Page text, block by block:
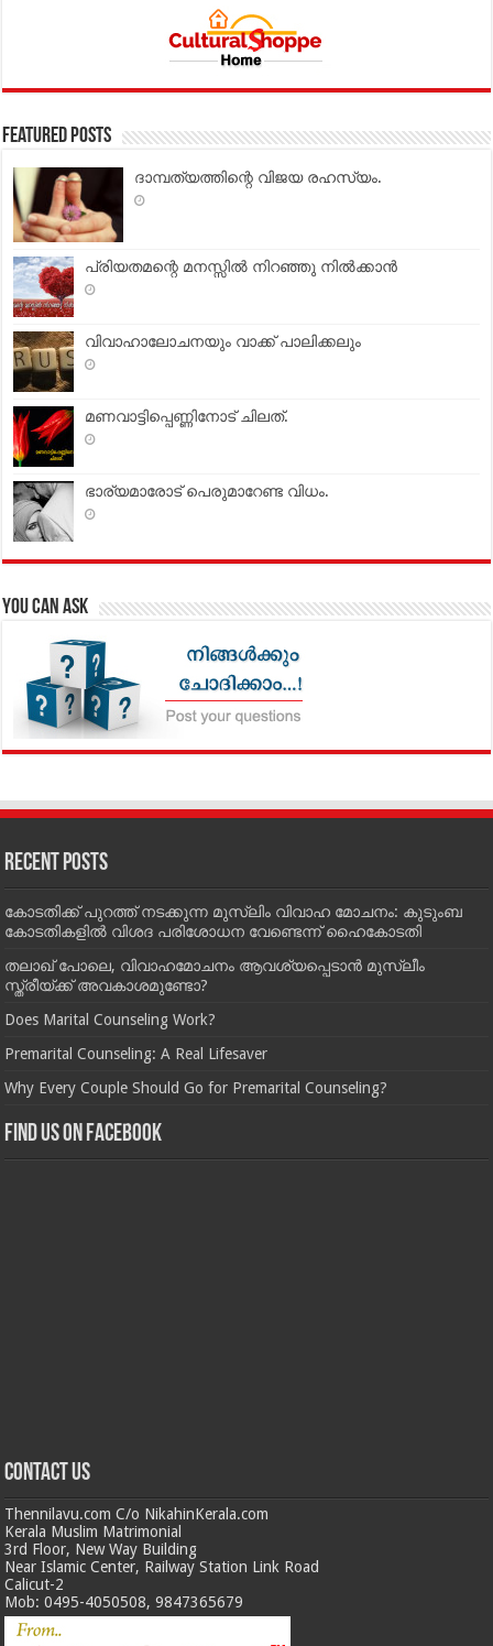
Featured Posts
ദാമ്പത്യത്തിന്റെ വിജയ രഹസ്യം.
പ്രിയതമന്റെ മനസ്സില്‍ നിറഞ്ഞു നില്‍ക്കാന്‍
വിവാഹാലോചനയും വാക്ക് പാലിക്കലും
മണവാട്ടിപ്പെണ്ണിനോട് ചിലത്.
ഭാര്യമാരോട് പെരുമാറേണ്ട വിധം.
You can Ask
Recent Posts
കോടതിക്ക് പുറത്ത് നടക്കുന്ന മുസ്‌ലിം വിവാഹ മോചനം: കുടുംബ
കോടതികളില്‍ വിശദ പരിശോധന വേണ്ടെന്ന് ഹൈകോടതി
തലാഖ് പോലെ, വിവാഹമോചനം ആവശ്യപ്പെടാൻ മുസ്ലീം
സ്ത്രീയ്ക്ക് അവകാശമുണ്ടോ?
Does Marital Counseling Work?
Premarital Counseling: A Real Lifesaver
Why Every Couple Should Go for Premarital Counseling?
Find us on Facebook
Contact us
Thennilavu.com C/o NikahinKerala.com
Kerala Muslim Matrimonial
3rd Floor, New Way Building
Near Islamic Center, Railway Station Link Road
Calicut-2
Mob: 0495-4050508, 9847365679